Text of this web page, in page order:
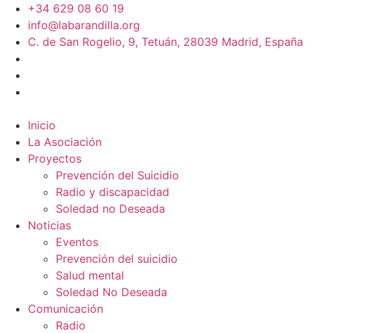
+34 629 08 60 19
info@labarandilla.org
C. de San Rogelio, 9, Tetuán, 28039 Madrid, España
Inicio
La Asociación
Proyectos
Prevención del Suicidio
Radio y discapacidad
Soledad no Deseada
Noticias
Eventos
Prevención del suicidio
Salud mental
Soledad No Deseada
Comunicación
Radio